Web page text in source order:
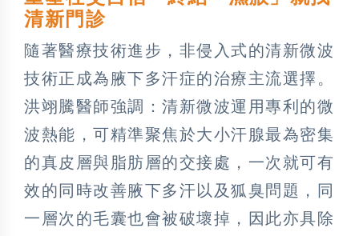
清新門診
隨著醫療技術進步，非侵入式的清新微波
技術正成為腋下多汗症的治療主流選擇。
洪翊騰醫師強調：清新微波運用專利的微
波熱能，可精準聚焦於大小汗腺最為密集
的真皮層與脂肪層的交接處，一次就可有
效的同時改善腋下多汗以及狐臭問題，同
一層次的毛囊也會被破壞掉，因此亦具除